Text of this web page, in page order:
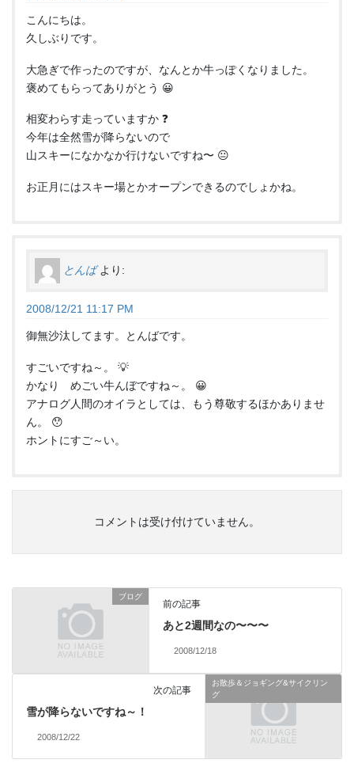
こんにちは。
久しぶりです。
大急ぎで作ったのですが、なんとか牛っぽくなりました。
褒めてもらってありがとう 😀
相変わらす走っていますか ❓
今年は全然雪が降らないので
山スキーになかなか行けないですね〜 😐
お正月にはスキー場とかオープンできるのでしょかね。
とんば より:
2008/12/21 11:17 PM
御無沙汰してます。とんばです。
すごいですね～。 💡
かなり めごい牛んぼですね～。 😀
アナログ人間のオイラとしては、もう尊敬するほかありませ
ん。 😯
ホントにすご～い。
コメントは受け付けていません。
ブログ
前の記事
あと2週間なの〜〜〜
2008/12/18
お散歩＆ジョギング&サイクリン
グ
次の記事
雪が降らないですね～！
2008/12/22